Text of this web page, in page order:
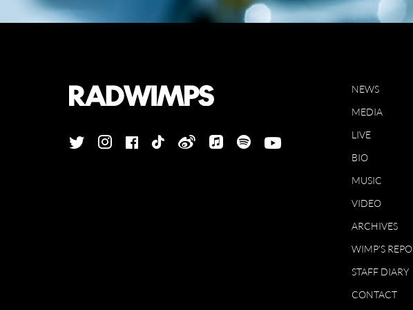
NEWS
MEDIA
LIVE
BIO
MUSIC
VIDEO
ARCHIVES
WIMP'S REPO
STAFF DIARY
CONTACT